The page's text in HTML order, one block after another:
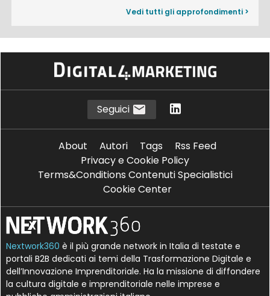
Vedi tutti gli approfondimenti >
Seguici
About Autori Tags
Rss Feed
Privacy e Cookie Policy
Terms&Conditions Contenuti Specialistici
Cookie Center
Nextwork360 è il più grande network in Italia di testate e
portali B2B dedicati ai temi della Trasformazione Digitale e
dell’Innovazione Imprenditoriale. Ha la missione di diffondere
la cultura digitale e imprenditoriale nelle imprese e